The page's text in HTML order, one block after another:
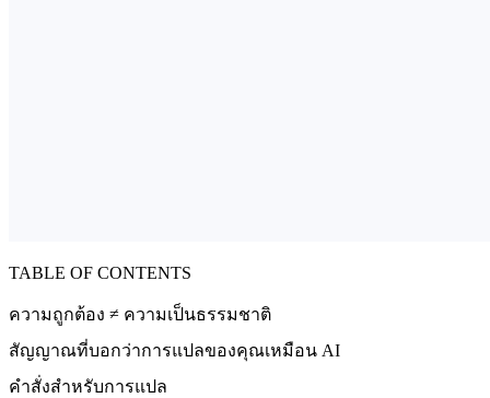
TABLE OF CONTENTS
ความถูกต้อง ≠ ความเป็นธรรมชาติ
สัญญาณที่บอกว่าการแปลของคุณเหมือน AI
คำสั่งสำหรับการแปล